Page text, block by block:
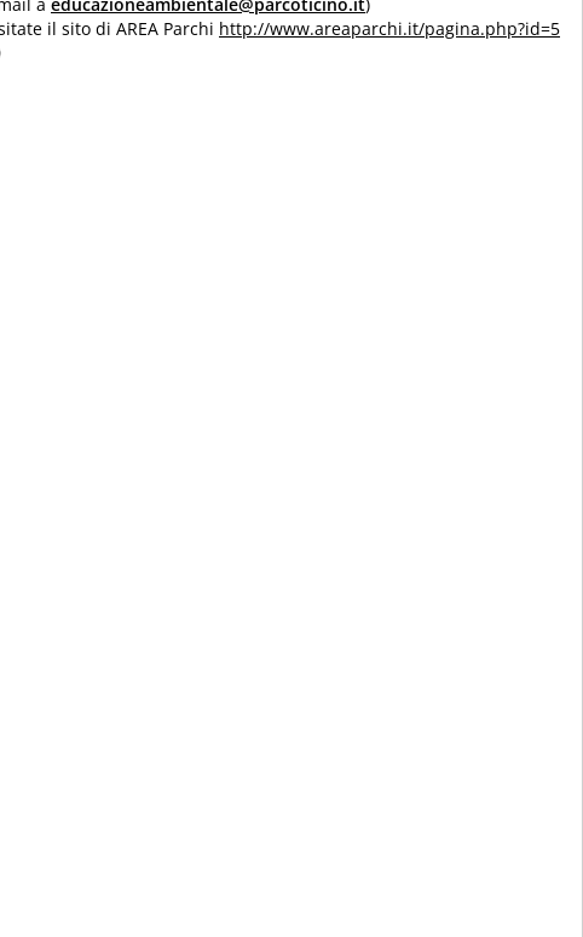
il sito di AREA Parchi http://www.areaparchi.it/pagina.php?id=5